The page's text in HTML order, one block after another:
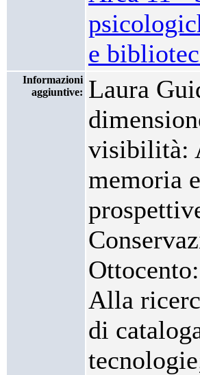
e
Informazioni
aggiuntive: Laura
visibilità:
memoria
Alla
di